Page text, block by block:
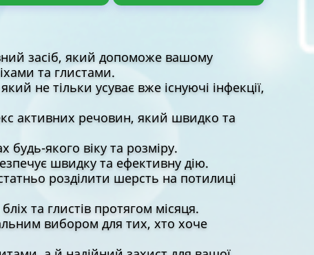
засіб, який допоможе вашому
та глистами.
не тільки усуває вже існуючі інфекції,
активних речовин, який швидко та
будь-якого віку та розміру.
швидку та ефективну дію.
розділити шерсть на потилиці
та глистів протягом місяця.
вибором для тих, хто хоче